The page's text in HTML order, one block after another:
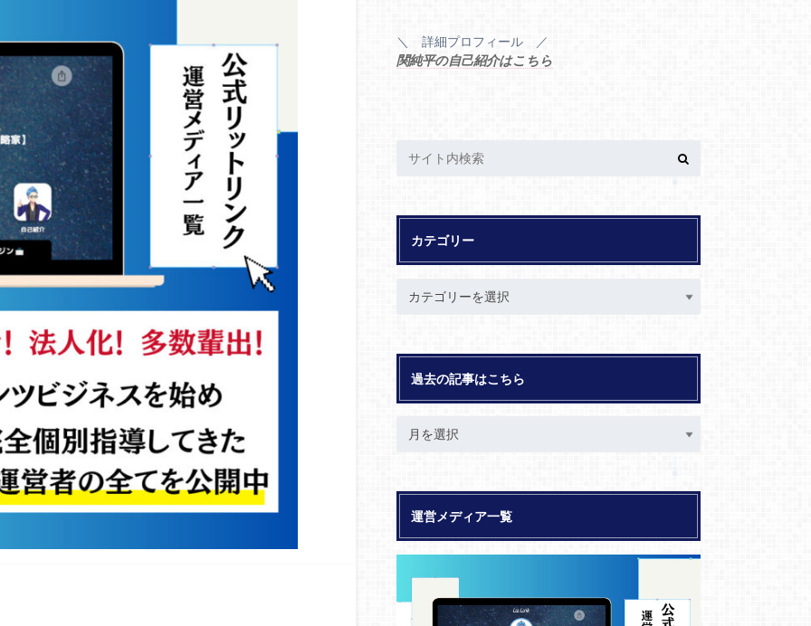
＼ 詳細プロフィール ／
関純平の自己紹介はこちら
カテゴリー
過去の記事はこちら
運営メディア一覧